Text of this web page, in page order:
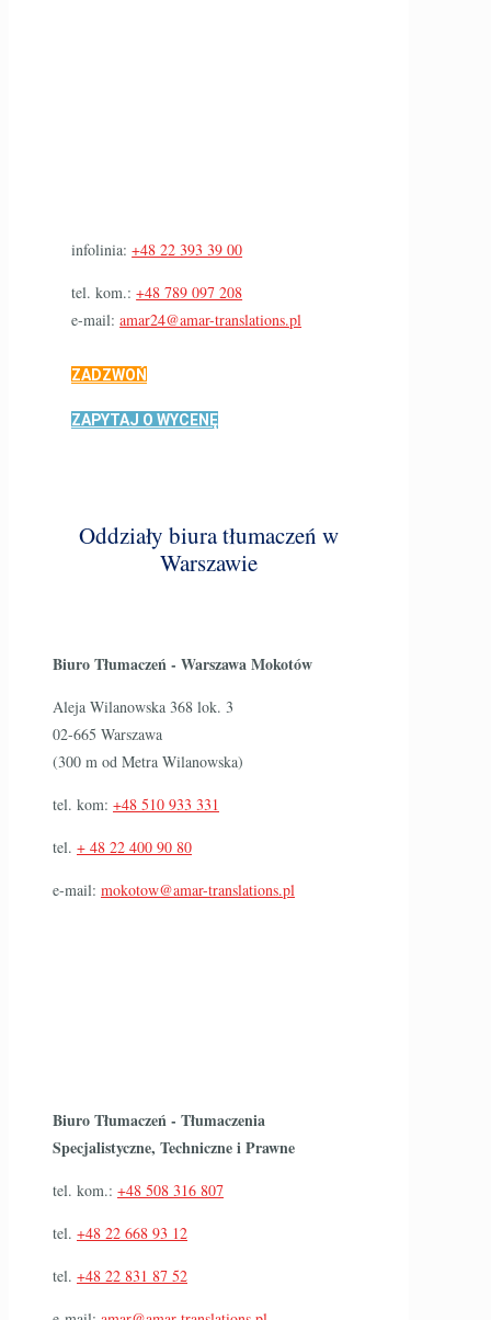
infolinia:+48 22 393 39 00
tel. kom.:+48 789 097 208
e-mail:amar24@amar-translations.pl
ZADZWOŃ
ZAPYTAJ O WYCENĘ
Oddziały biura tłumaczeń w
Warszawie
Biuro Tłumaczeń - Warszawa Mokotów
Aleja Wilanowska 368 lok. 3
02-665 Warszawa
(300 m od Metra Wilanowska)
tel. kom: +48 510 933 331
tel. + 48 22 400 90 80
e-mail: mokotow@amar-translations.pl
Biuro Tłumaczeń - Tłumaczenia
Specjalistyczne, Techniczne i Prawne
tel. kom.: +48 508 316 807
tel. +48 22 668 93 12
tel. +48 22 831 87 52